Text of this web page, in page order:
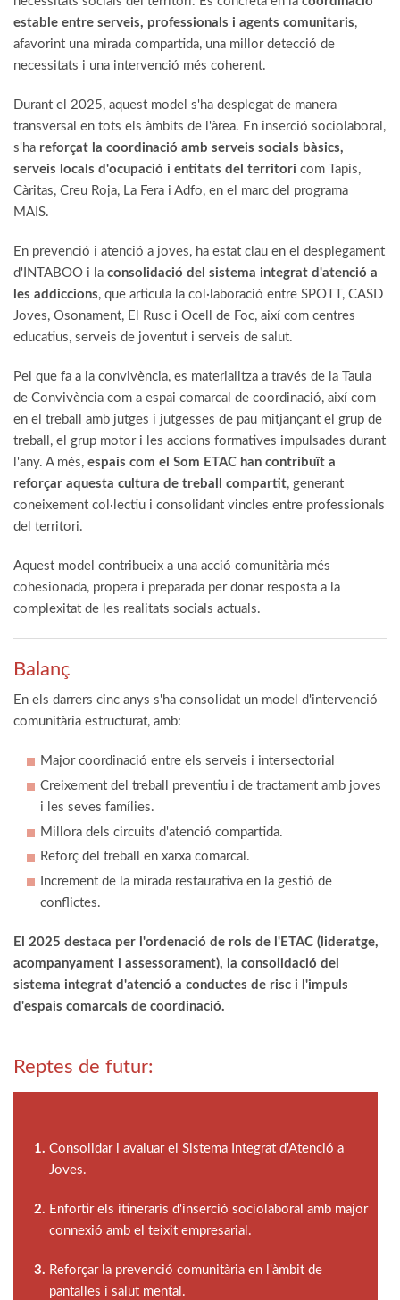
estable entre serveis, professionals i agents comunitaris,
afavorint una mirada compartida, una millor detecció de
necessitats i una intervenció més coherent.
Durant el 2025, aquest model s'ha desplegat de manera
transversal en tots els àmbits de l'àrea. En inserció sociolaboral,
s'ha reforçat la coordinació amb serveis socials bàsics,
serveis locals d'ocupació i entitats del territori com Tapis,
Càritas, Creu Roja, La Fera i Adfo, en el marc del programa
MAIS.
En prevenció i atenció a joves, ha estat clau en el desplegament
d'INTABOO i la consolidació del sistema integrat d'atenció a
les addiccions, que articula la col·laboració entre SPOTT, CASD
Joves, Osonament, El Rusc i Ocell de Foc, així com centres
educatius, serveis de joventut i serveis de salut.
Pel que fa a la convivència, es materialitza a través de la Taula
de Convivència com a espai comarcal de coordinació, així com
en el treball amb jutges i jutgesses de pau mitjançant el grup de
treball, el grup motor i les accions formatives impulsades durant
l'any. A més, espais com el Som ETAC han contribuït a
reforçar aquesta cultura de treball compartit, generant
coneixement col·lectiu i consolidant vincles entre professionals
del territori.
Aquest model contribueix a una acció comunitària més
cohesionada, propera i preparada per donar resposta a la
complexitat de les realitats socials actuals.
​​​​​​Balanç
En els darrers cinc anys s'ha consolidat un model d'intervenció
comunitària estructurat, amb:
Major coordinació entre els serveis i intersectorial
Creixement del treball preventiu i de tractament amb joves
i les seves famílies.
Millora dels circuits d'atenció compartida.
Reforç del treball en xarxa comarcal.
Increment de la mirada restaurativa en la gestió de
conflictes.
El 2025 destaca per l'ordenació de rols de l'ETAC (lideratge,
acompanyament i assessorament), la consolidació del
sistema integrat d'atenció a conductes de risc i l'impuls
d'espais comarcals de coordinació.
Reptes de futur:
Consolidar i avaluar el Sistema Integrat d'Atenció a
Joves.
Enfortir els itineraris d'inserció sociolaboral amb major
connexió amb el teixit empresarial.
Reforçar la prevenció comunitària en l'àmbit de
pantalles i salut mental.